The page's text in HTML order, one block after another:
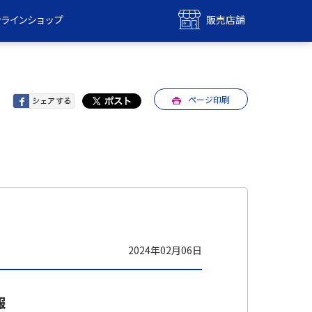
インショップ 販売店舗
UQ WiMAX
ページ印刷
2024年02月06日